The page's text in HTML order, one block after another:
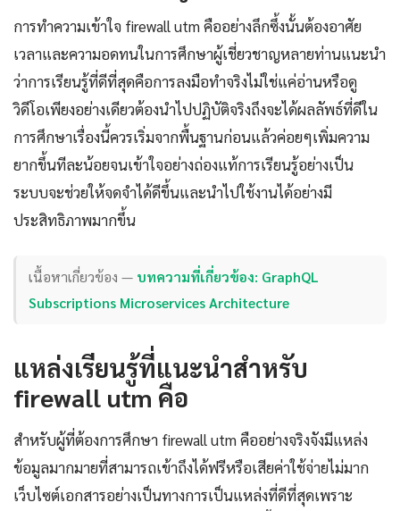
การทำความเข้าใจ firewall utm คืออย่างลึกซึ้งนั้นต้องอาศัย
เวลาและความอดทนในการศึกษาผู้เชี่ยวชาญหลายท่านแนะนำ
ว่าการเรียนรู้ที่ดีที่สุดคือการลงมือทำจริงไม่ใช่แค่อ่านหรือดู
วิดีโอเพียงอย่างเดียวต้องนำไปปฏิบัติจริงถึงจะได้ผลลัพธ์ที่ดีใน
การศึกษาเรื่องนี้ควรเริ่มจากพื้นฐานก่อนแล้วค่อยๆเพิ่มความ
ยากขึ้นทีละน้อยจนเข้าใจอย่างถ่องแท้การเรียนรู้อย่างเป็น
ระบบจะช่วยให้จดจำได้ดีขึ้นและนำไปใช้งานได้อย่างมี
ประสิทธิภาพมากขึ้น
เนื้อหาเกี่ยวข้อง — บทความที่เกี่ยวข้อง: GraphQL
Subscriptions Microservices Architecture
แหล่งเรียนรู้ที่แนะนำสำหรับ
firewall utm คือ
สำหรับผู้ที่ต้องการศึกษา firewall utm คืออย่างจริงจังมีแหล่ง
ข้อมูลมากมายที่สามารถเข้าถึงได้ฟรีหรือเสียค่าใช้จ่ายไม่มาก
เว็บไซต์เอกสารอย่างเป็นทางการเป็นแหล่งที่ดีที่สุดเพราะ